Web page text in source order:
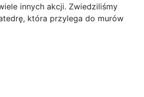
innych akcji. Zwiedziliśmy
która przylega do murów